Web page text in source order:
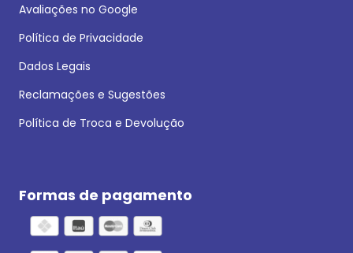
Avaliações no Google
Política de Privacidade
Dados Legais
Reclamações e Sugestões
Política de Troca e Devolução
Formas de pagamento